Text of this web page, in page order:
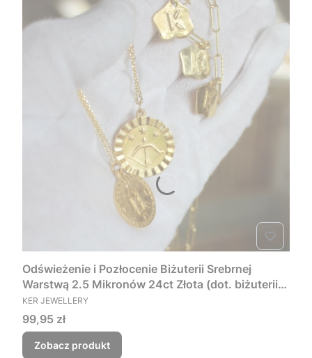
Odświeżenie i Pozłocenie Biżuterii Srebrnej
Warstwą 2.5 Mikronów 24ct Złota (dot. biżuterii
wykonanej ze srebra pr.925)
PRODUCENT
KER JEWELLERY
Cena
99,95 zł
Zobacz produkt